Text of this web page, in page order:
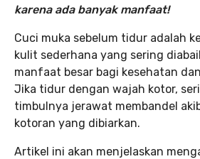
karena ada banyak manfaat!
Cuci muka sebelum tidur adalah
kulit sederhana yang sering
manfaat besar bagi kesehatan
Jika tidur dengan wajah kotor,
timbulnya jerawat membandel
kotoran yang dibiarkan.
Artikel ini akan menjelaskan